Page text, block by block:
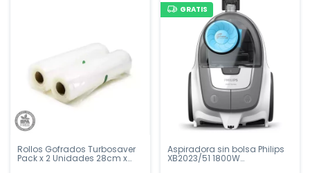
Rollos Gofrados Turbosaver
Pack x 2 Unidades 28cm x
GRATIS
Aspiradora sin bolsa Philips
XB2023/51 1800W